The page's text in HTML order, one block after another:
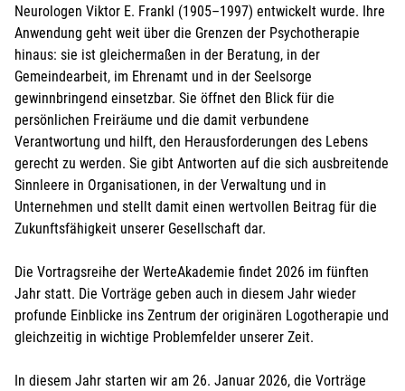
Ich akzeptiere dieNutzungsbedingungen (AGB)
Widerrufsbelehrunghabe ich zur Kenntnis genommen
und ich bestätige, dass ich das 16. Lebensjahr
vollendet habe.*
Bei Feldern mit * handelt es sich um Pflichtfelder.
Neurologen Viktor E. Frankl (1905–1997) entwickelt wurde. Ihre
Anwendung geht weit über die Grenzen der Psycho­therapie
hinaus: sie ist gleichermaßen in der Beratung, in der
Gemeindearbeit, im Ehrenamt und in der Seelsorge
gewinnbringend einsetzbar. Sie öffnet den Blick für die
persönlichen Freiräume und die damit verbundene
Verantwortung und hilft, den Herausforderungen des Lebens
gerecht zu werden. Sie gibt Antworten auf die sich ausbreitende
Sinnleere in Organisationen, in der Verwaltung und in
Unternehmen und stellt damit einen wertvollen Beitrag für die
Zukunftsfähigkeit unserer Gesellschaft dar.
Die Vortragsreihe der WerteAkademie findet 2026 im fünften
Jahr statt. Die Vorträge geben auch in diesem Jahr wieder
profunde Einblicke ins Zentrum der originären Logotherapie und
gleichzeitig in wichtige Problemfelder unserer Zeit.
In diesem Jahr starten wir am 26. Januar 2026, die Vorträge